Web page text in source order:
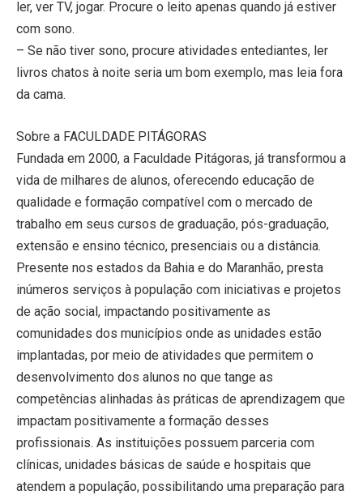
ler, ver TV, jogar. Procure o leito apenas quando já estiver
com sono.
– Se não tiver sono, procure atividades entediantes, ler
livros chatos à noite seria um bom exemplo, mas leia fora
da cama.
Sobre a FACULDADE PITÁGORAS
Fundada em 2000, a Faculdade Pitágoras, já transformou a
vida de milhares de alunos, oferecendo educação de
qualidade e formação compatível com o mercado de
trabalho em seus cursos de graduação, pós-graduação,
extensão e ensino técnico, presenciais ou a distância.
Presente nos estados da Bahia e do Maranhão, presta
inúmeros serviços à população com iniciativas e projetos
de ação social, impactando positivamente as
comunidades dos municípios onde as unidades estão
implantadas, por meio de atividades que permitem o
desenvolvimento dos alunos no que tange as
competências alinhadas às práticas de aprendizagem que
impactam positivamente a formação desses
profissionais. As instituições possuem parceria com
clínicas, unidades básicas de saúde e hospitais que
atendem a população, possibilitando uma preparação para